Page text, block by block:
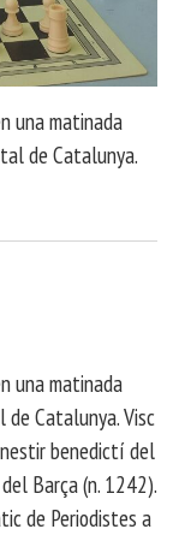
una matinada
de Catalunya.
una matinada
Catalunya. Visc
benedictí del
Barça (n. 1242).
de Periodistes a